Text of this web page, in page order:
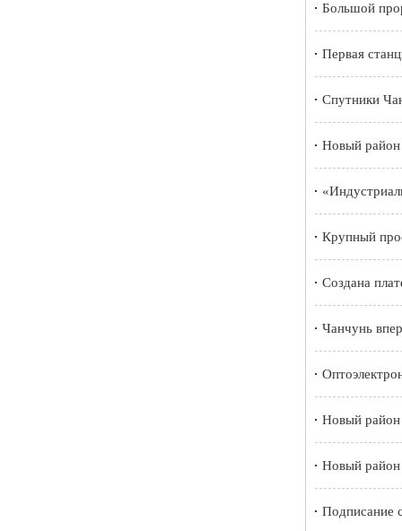
Большой
Первая
Спутники
Новый район
Крупный
Создана
Чанчунь
Новый район
Новый район
Подписание